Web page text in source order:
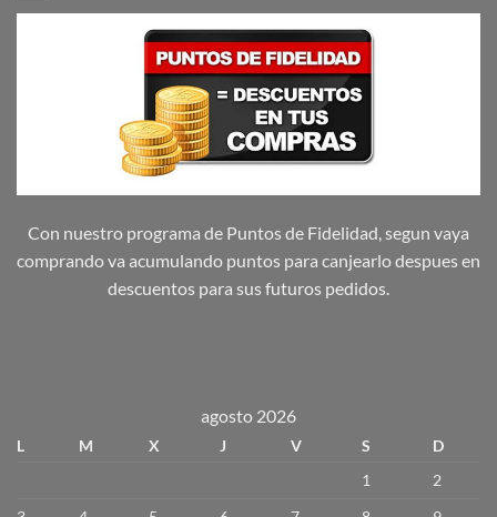
Con nuestro programa de Puntos de Fidelidad, segun vaya
comprando va acumulando puntos para canjearlo despues en
descuentos para sus futuros pedidos.
agosto 2026
L M X J V S
D
1
2